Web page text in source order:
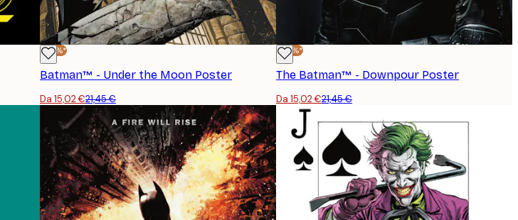
-30%*
Batman™ - Under the Moon Poster
Da 15,02 €21,45 €
-30%*
The Batman™ - Downpour Poster
Da 15,02 €21,45 €